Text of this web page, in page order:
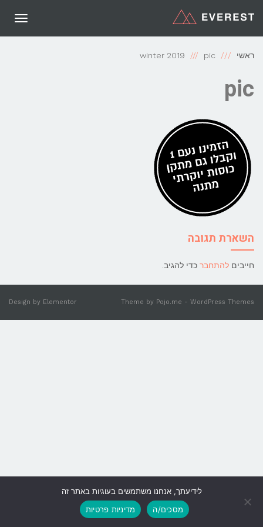
ראשי winter 2019 pic
pic
השארת תגובה
חייבים להתחבר כדי להגיב.
Theme by Pojo.me - WordPress Themes
Design by Elementor
גלילה
לראש
לידיעתך, אנחנו משתמשים בעוגיות באתר זה
מסכים/ה
מדיניות פרטיות